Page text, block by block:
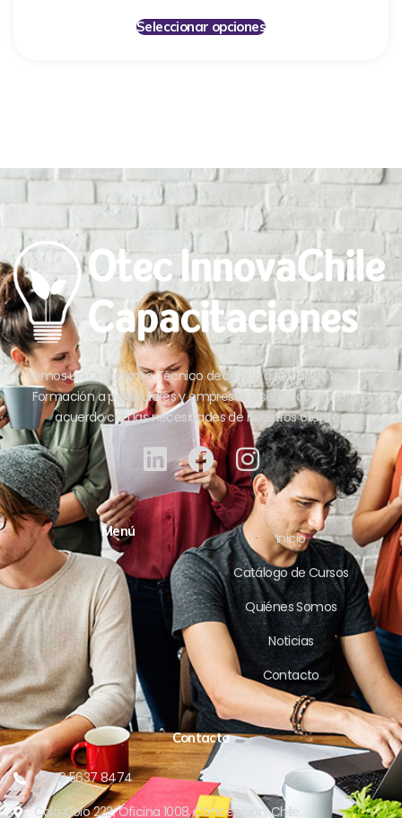
Seleccionar opciones
Somos un Organismo Técnico dedicado a la Capacitación y
Formación a particulares y empresas diseñando cursos de
acuerdo con las necesidades de nuestros clientes.
Menú
Inicio
Catálogo de Cursos
Quiénes Somos
Noticias
Contacto
Contacto
+56 9 5637 8474
Colo Colo 222, Oficina 1008, Concepción, Chile.